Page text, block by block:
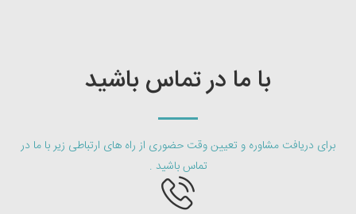
با ما در تماس باشید
برای دریافت مشاوره و تعیین وقت حضوری از راه های ارتباطی زیر با ما در
تماس باشید .